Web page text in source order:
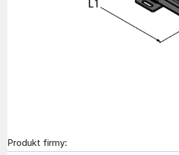
Produkt firmy: